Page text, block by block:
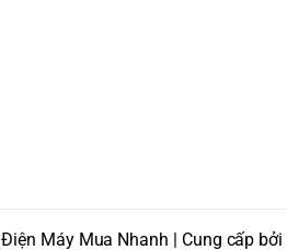
Điện Máy Mua Nhanh | Cung cấp bởi